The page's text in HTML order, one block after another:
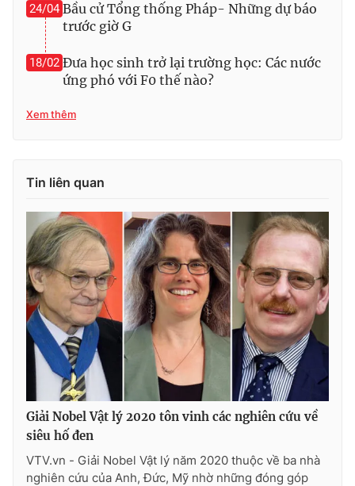
24/04 Bầu cử Tổng thống Pháp- Những dự báo
trước giờ G
18/02 Đưa học sinh trở lại trường học: Các nước
ứng phó với F0 thế nào?
Xem thêm
Tin liên quan
Giải Nobel Vật lý 2020 tôn vinh các nghiên cứu về
siêu hố đen
VTV.vn - Giải Nobel Vật lý năm 2020 thuộc về ba nhà
nghiên cứu của Anh, Đức, Mỹ nhờ những đóng góp